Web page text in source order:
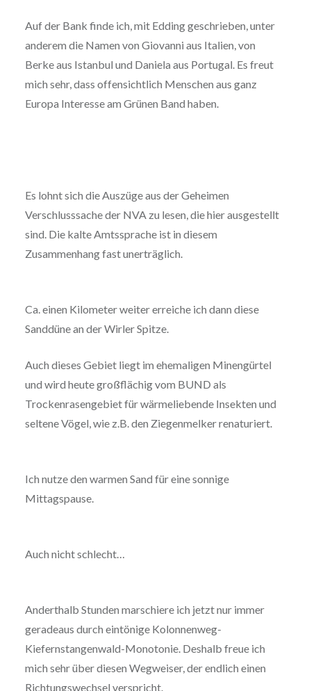
Auf der Bank finde ich, mit Edding geschrieben, unter
anderem die Namen von Giovanni aus Italien, von
Berke aus Istanbul und Daniela aus Portugal. Es freut
mich sehr, dass offensichtlich Menschen aus ganz
Europa Interesse am Grünen Band haben.
Es lohnt sich die Auszüge aus der Geheimen
Verschlusssache der NVA zu lesen, die hier ausgestellt
sind. Die kalte Amtssprache ist in diesem
Zusammenhang fast unerträglich.
Ca. einen Kilometer weiter erreiche ich dann diese
Sanddüne an der Wirler Spitze.
Auch dieses Gebiet liegt im ehemaligen Minengürtel
und wird heute großflächig vom BUND als
Trockenrasengebiet für wärmeliebende Insekten und
seltene Vögel, wie z.B. den Ziegenmelker renaturiert.
Ich nutze den warmen Sand für eine sonnige
Mittagspause.
Auch nicht schlecht…
Anderthalb Stunden marschiere ich jetzt nur immer
geradeaus durch eintönige Kolonnenweg-
Kiefernstangenwald-Monotonie. Deshalb freue ich
mich sehr über diesen Wegweiser, der endlich einen
Richtungswechsel verspricht.